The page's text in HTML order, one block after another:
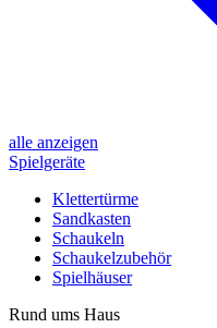
alle anzeigen
Spielgeräte
Klettertürme
Sandkasten
Schaukeln
Schaukelzubehör
Spielhäuser
Rund ums Haus